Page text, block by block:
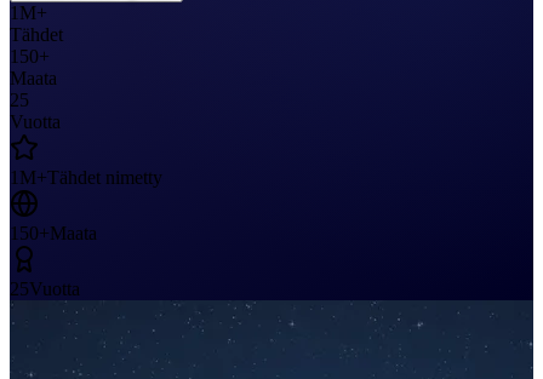
1M+
Tähdet
150+
Maata
25
Vuotta
1M+Tähdet nimetty
150+Maata
25Vuotta